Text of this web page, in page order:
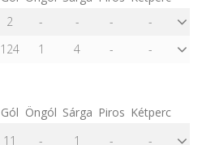
2 - - -
-
124 1 4 - -
Gól Öngól Sárga Piros Kétperc
11 - 1 -
-